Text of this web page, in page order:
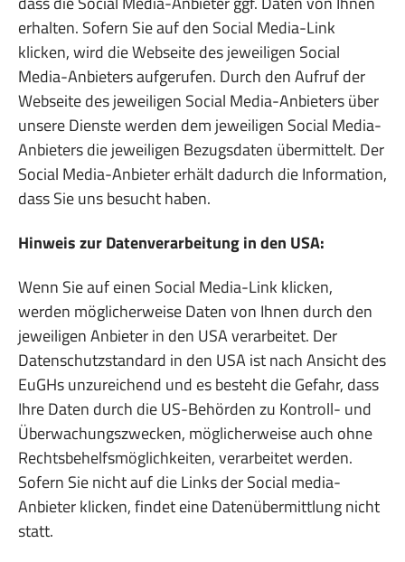
erhalten. Sofern Sie auf den Social Media-Link
klicken, wird die Webseite des jeweiligen Social
Media-Anbieters aufgerufen. Durch den Aufruf der
Webseite des jeweiligen Social Media-Anbieters über
unsere Dienste werden dem jeweiligen Social Media-
Anbieters die jeweiligen Bezugsdaten übermittelt. Der
Social Media-Anbieter erhält dadurch die Information,
dass Sie uns besucht haben.
Hinweis zur Datenverarbeitung in den USA:
Wenn Sie auf einen Social Media-Link klicken,
werden möglicherweise Daten von Ihnen durch den
jeweiligen Anbieter in den USA verarbeitet. Der
Datenschutzstandard in den USA ist nach Ansicht des
EuGHs unzureichend und es besteht die Gefahr, dass
Ihre Daten durch die US-Behörden zu Kontroll- und
Überwachungszwecken, möglicherweise auch ohne
Rechtsbehelfsmöglichkeiten, verarbeitet werden.
Sofern Sie nicht auf die Links der Social media-
Anbieter klicken, findet eine Datenübermittlung nicht
statt.